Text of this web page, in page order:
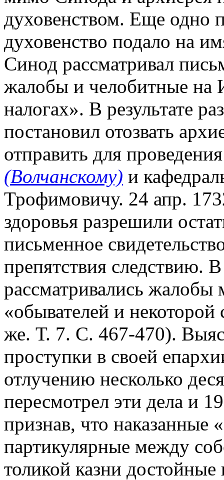
духовенством. Еще одно
духовенство подало на
Синод рассматривал
жалобы и челобитные
налогах». В результате
постановил отозвать
отправить для
(Волчанскому) и
Трофимовичу. 24 апр.
здоровья разрешили
письменное
препятствия следствию.
рассматривались жалобы
«обывателей и
же. Т. 7. С. 467-470).
проступки в своей
отлучению несколько
пересмотрел эти дела и
признав, что наказанные
партикулярные между
толикой казни